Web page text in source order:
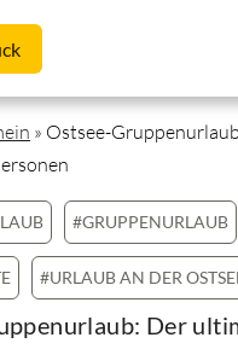
» Ostsee-
#GRUPPENURLAUB
#URLAUB AN DER
Der